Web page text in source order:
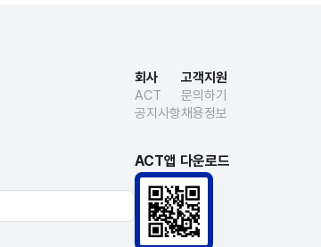
회사
ACT
공지사항
고객지원
문의하기
채용정보
ACT앱 다운로드